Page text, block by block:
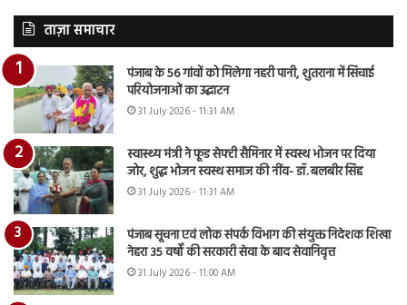
ताज़ा समाचार
पंजाब के 56 गांवों को मिलेगा नहरी पानी, शुतराना में सिंचाई
परियोजनाओं का उद्घाटन
31 July 2026 - 11:31 AM
स्वास्थ्य मंत्री ने फूड सेफ्टी सैमिनार में स्वस्थ भोजन पर दिया
जोर, शुद्ध भोजन स्वस्थ समाज की नींव- डॉ. बलबीर सिंह
31 July 2026 - 11:31 AM
पंजाब सूचना एवं लोक संपर्क विभाग की संयुक्त निदेशक शिखा
नेहरा 35 वर्षों की सरकारी सेवा के बाद सेवानिवृत्त
31 July 2026 - 11:00 AM